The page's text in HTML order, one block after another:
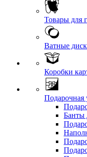
Товары для
Ватные
Коробки
Подарочная
Банты